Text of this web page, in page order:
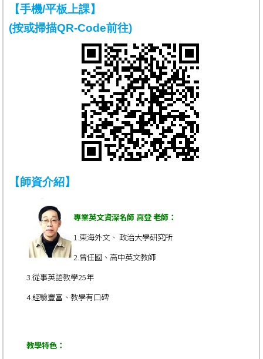
【手機/平板上課】
(按或掃描QR-Code前往)
【師資介紹】
專業英文資深名師 高登 老師 ：
1.東海外文、 政治大學研究所
2.曾任國、高中英文教師
3.從事英語教學25年
4.經驗豐富、教學有口碑
教學特色：